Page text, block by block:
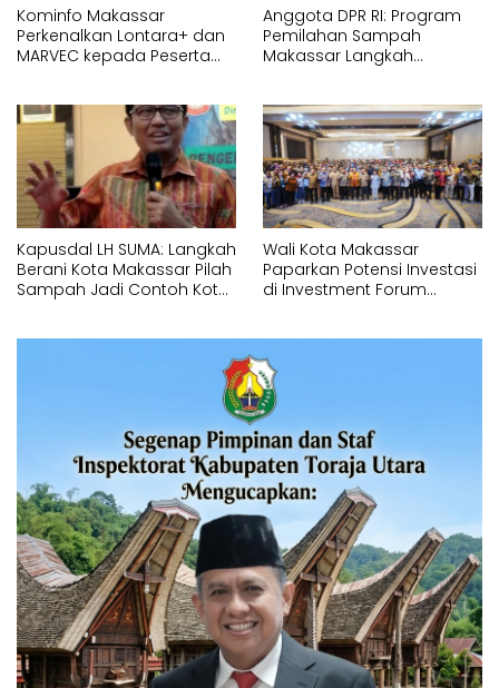
Kominfo Makassar
Perkenalkan Lontara+ dan
MARVEC kepada Peserta
Anggota DPR RI: Program
Pemilahan Sampah
Makassar Langkah
Kapusdal LH SUMA: Langkah
Berani Kota Makassar Pilah
Sampah Jadi Contoh Kota
Wali Kota Makassar
Paparkan Potensi Investasi
di Investment Forum